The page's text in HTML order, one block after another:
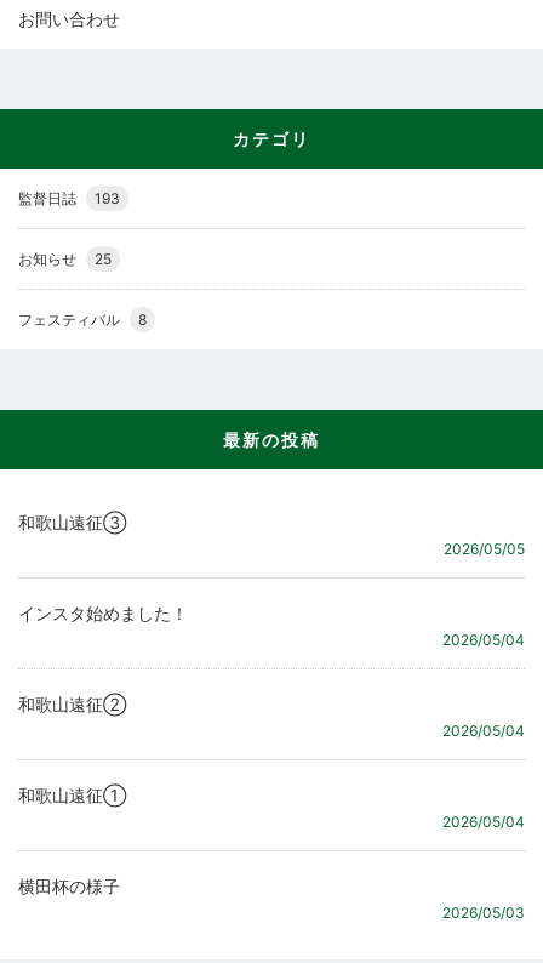
お問い合わせ
カテゴリ
監督日誌 193
お知らせ 25
フェスティバル 8
最新の投稿
和歌山遠征③
2026/05/05
インスタ始めました！
2026/05/04
和歌山遠征②
2026/05/04
和歌山遠征①
2026/05/04
横田杯の様子
2026/05/03